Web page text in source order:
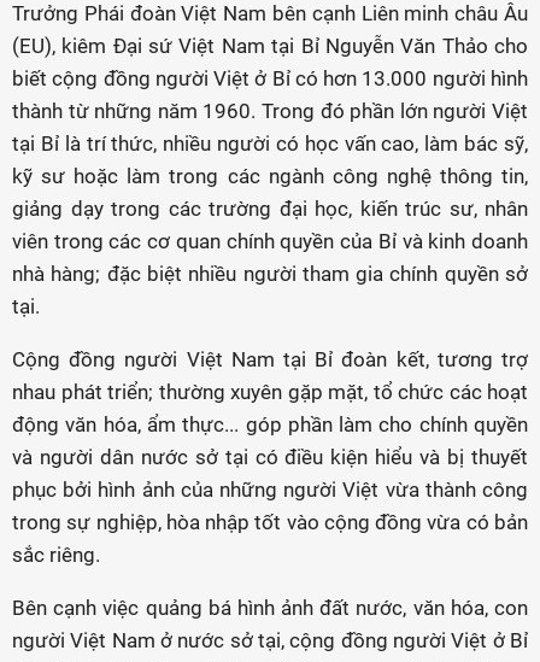
Trưởng Phái đoàn Việt Nam bên cạnh Liên minh châu Âu
(EU), kiêm Đại sứ Việt Nam tại Bỉ Nguyễn Văn Thảo cho
biết cộng đồng người Việt ở Bỉ có hơn 13.000 người hình
thành từ những năm 1960. Trong đó phần lớn người Việt
tại Bỉ là trí thức, nhiều người có học vấn cao, làm bác sỹ,
kỹ sư hoặc làm trong các ngành công nghệ thông tin,
giảng dạy trong các trường đại học, kiến trúc sư, nhân
viên trong các cơ quan chính quyền của Bỉ và kinh doanh
nhà hàng; đặc biệt nhiều người tham gia chính quyền sở
tại.
Cộng đồng người Việt Nam tại Bỉ đoàn kết, tương trợ
nhau phát triển; thường xuyên gặp mặt, tổ chức các hoạt
động văn hóa, ẩm thực... góp phần làm cho chính quyền
và người dân nước sở tại có điều kiện hiểu và bị thuyết
phục bởi hình ảnh của những người Việt vừa thành công
trong sự nghiệp, hòa nhập tốt vào cộng đồng vừa có bản
sắc riêng.
Bên cạnh việc quảng bá hình ảnh đất nước, văn hóa, con
người Việt Nam ở nước sở tại, cộng đồng người Việt ở Bỉ